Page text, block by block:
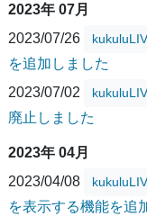
2023年 07月
2023/07/26
を追加しました
2023/07/02
廃止しました
2023年 04月
2023/04/08
を表示する機能を追